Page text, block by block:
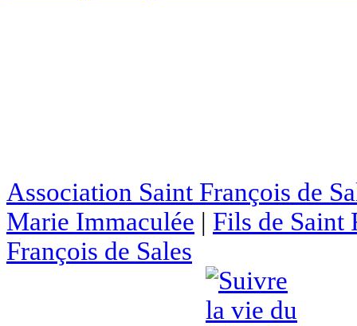
Association Saint François de
Marie Immaculée | Fils de Saint
François de Sales